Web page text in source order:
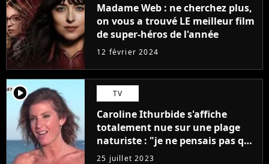
Madame Web : ne cherchez plus,
on vous a trouvé LE meilleur film
de super-héros de l'année
12 février 2024
player2 TV
Caroline Ithurbide s'affiche
totalement nue sur une plage
naturiste : "je ne pensais pas que
j'arriverais à le faire..."
25 juillet 2023